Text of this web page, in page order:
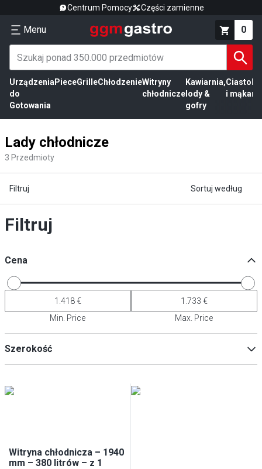
Centrum Pomocy Części zamienne
Menu 0
Urządzenia
do
Gotowania
PieceGrilleChłodzenieWitryny
chłodnicze
Kawiarnia,
lody &
gofry
Ciasto
i mąka
Lady chłodnicze
3 Przedmioty
Filtruj Sortuj według
Filtruj
Cena
Min. Price Max. Price
Szerokość
Witryna chłodnicza – 1940
mm – 380 litrów – z 1